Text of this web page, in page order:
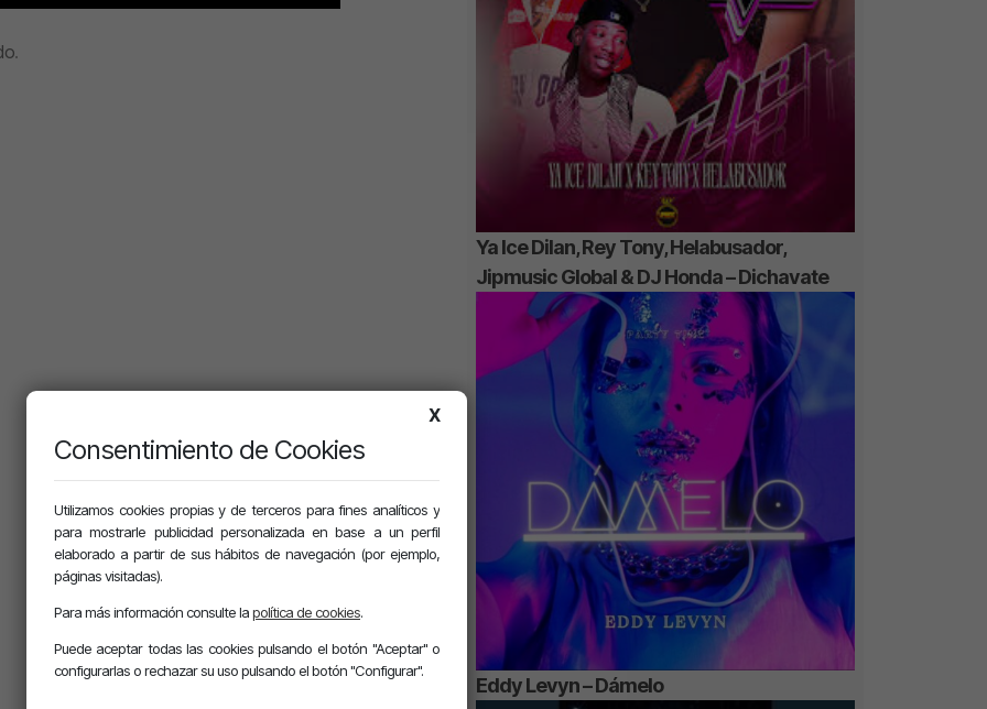
.
Ya Ice Dilan, Rey Tony, Helabusador,
Jipmusic Global & DJ Honda – Dichavate
Eddy Levyn – Dámelo
X
Consentimiento de Cookies
Utilizamos cookies propias y de terceros para fines analíticos y
para mostrarle publicidad personalizada en base a un perfil
elaborado a partir de sus hábitos de navegación (por ejemplo,
páginas visitadas).
Para más información consulte lapolítica de cookies.
Puede aceptar todas las cookies pulsando el botón "Aceptar" o
configurarlas o rechazar su uso pulsando el botón "Configurar".